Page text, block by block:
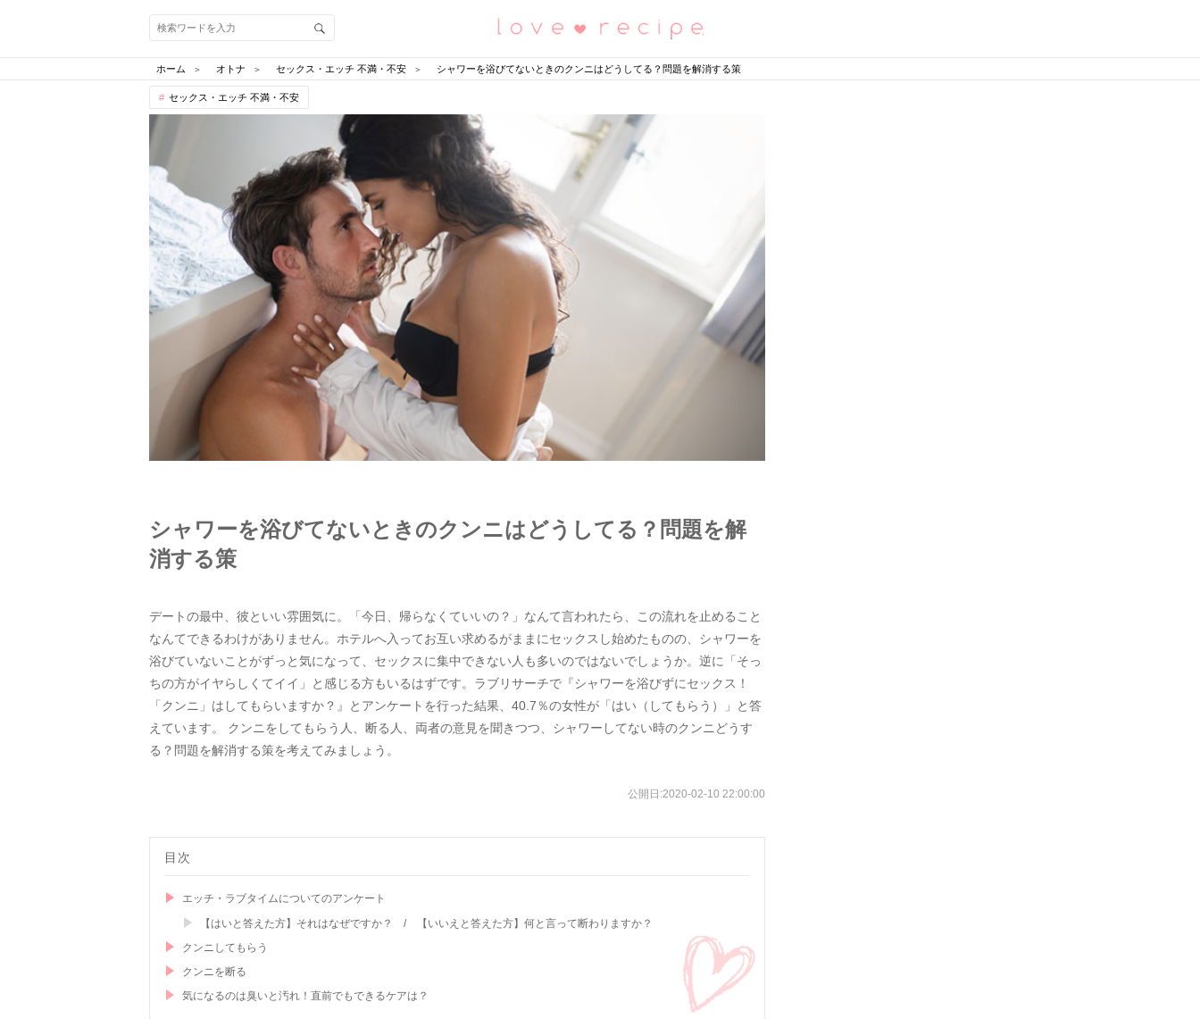
恋愛レシピ
ホーム オトナ セックス・エッチ 不満・不安 シャワーを浴びてないときのクンニはどうしてる？問題を解消する策
セックス・エッチ 不満・不安
シャワーを浴びてないときのクンニはどうしてる？問題を解
消する策
デートの最中、彼といい雰囲気に。「今日、帰らなくていいの？」なんて言われたら、この流れを止めること
なんてできるわけがありません。ホテルへ入ってお互い求めるがままにセックスし始めたものの、シャワーを
浴びていないことがずっと気になって、セックスに集中できない人も多いのではないでしょうか。逆に「そっ
ちの方がイヤらしくてイイ」と感じる方もいるはずです。ラブリサーチで『シャワーを浴びずにセックス！
「クンニ」はしてもらいますか？』とアンケートを行った結果、40.7％の女性が「はい（してもらう）」と答
えています。 クンニをしてもらう人、断る人、両者の意見を聞きつつ、シャワーしてない時のクンニどうす
る？問題を解消する策を考えてみましょう。
公開日:2020-02-10 22:00:00
目次
エッチ・ラブタイムについてのアンケート
【はいと答えた方】それはなぜですか？ / 【いいえと答えた方】何と言って断わりますか？
クンニしてもらう
クンニを断る
気になるのは臭いと汚れ！直前でもできるケアは？